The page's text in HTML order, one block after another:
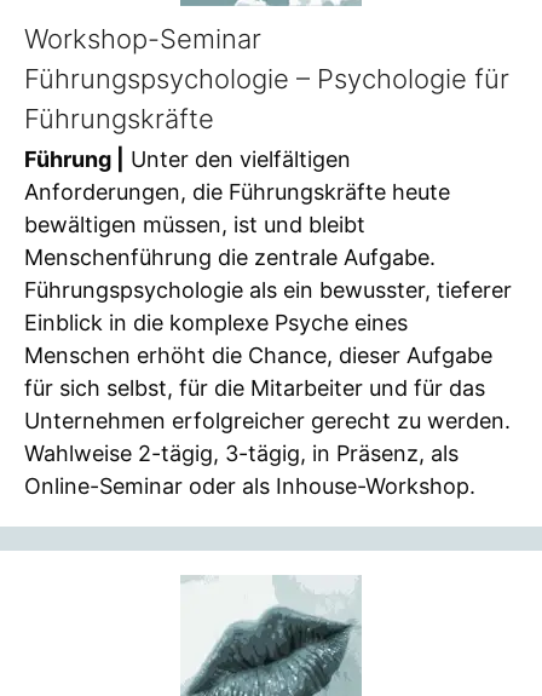
Workshop-Seminar
Führungspsychologie – Psychologie für
Führungskräfte
Führung |
Unter den vielfältigen
Anforderungen, die Führungskräfte heute
bewältigen müssen, ist und bleibt
Menschenführung die zentrale Aufgabe.
Führungspsychologie als ein bewusster, tieferer
Einblick in die komplexe Psyche eines
Menschen erhöht die Chance, dieser Aufgabe
für sich selbst, für die Mitarbeiter und für das
Unternehmen erfolgreicher gerecht zu werden.
Wahlweise 2-tägig, 3-tägig, in Präsenz, als
Online-Seminar oder als Inhouse-Workshop.